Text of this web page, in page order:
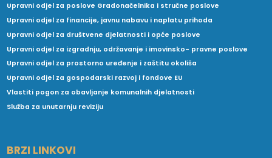
Upravni odjel za poslove Gradonačelnika i stručne poslove
Upravni odjel za financije, javnu nabavu i naplatu prihoda
Upravni odjel za društvene djelatnosti i opće poslove
Upravni odjel za izgradnju, održavanje i imovinsko- pravne poslove
Upravni odjel za prostorno uređenje i zaštitu okoliša
Upravni odjel za gospodarski razvoj i fondove EU
Vlastiti pogon za obavljanje komunalnih djelatnosti
Služba za unutarnju reviziju
BRZI LINKOVI